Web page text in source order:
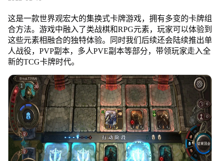
这是一款世界观宏大的集换式卡牌游戏，拥有多变的卡牌组
合方法。游戏中融入了类战棋和RPG元素，玩家可以体验到
这些元素相融合的独特体验。同时我们后续还会陆续推出单
人战役，PVP副本，多人PVE副本等部分，带领玩家走入全
新的TCG卡牌时代。